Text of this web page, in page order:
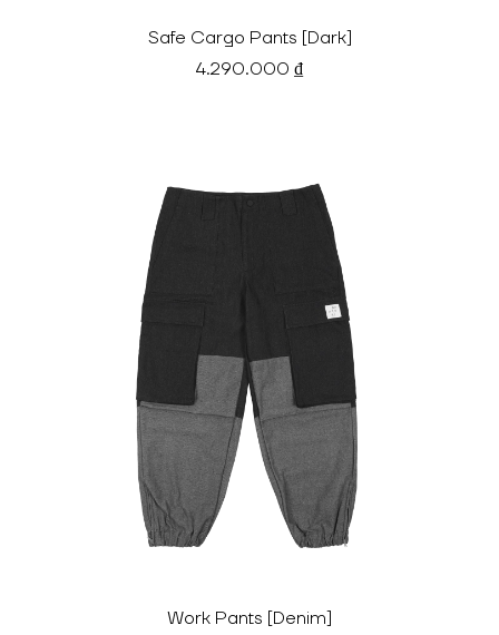
Safe Cargo Pants [Dark]
4.290.000 ₫
Work Pants [Denim]